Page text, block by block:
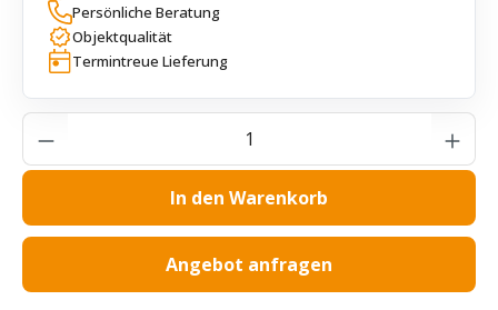
Persönliche Beratung
Objektqualität
Termintreue Lieferung
Produkt Anzahl: Gib den gewünschten
In den Warenkorb
Angebot anfragen